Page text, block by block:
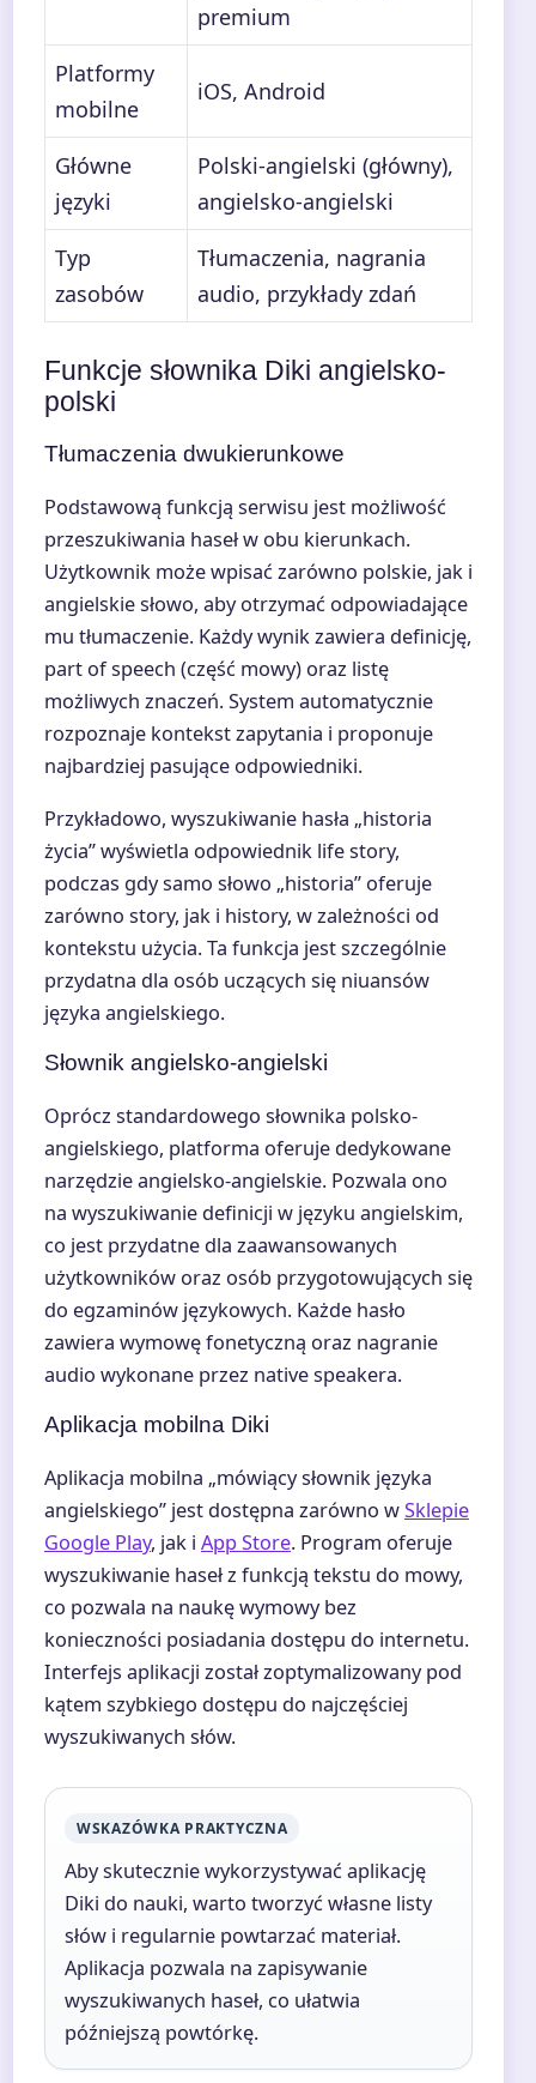
premium
Platformy
mobilne
iOS, Android
Główne
języki
Polski-angielski (główny),
angielsko-angielski
Typ
zasobów
Tłumaczenia, nagrania
audio, przykłady zdań
Funkcje słownika Diki angielsko-
polski
Tłumaczenia dwukierunkowe
Podstawową funkcją serwisu jest możliwość
przeszukiwania haseł w obu kierunkach.
Użytkownik może wpisać zarówno polskie, jak i
angielskie słowo, aby otrzymać odpowiadające
mu tłumaczenie. Każdy wynik zawiera definicję,
part of speech (część mowy) oraz listę
możliwych znaczeń. System automatycznie
rozpoznaje kontekst zapytania i proponuje
najbardziej pasujące odpowiedniki.
Przykładowo, wyszukiwanie hasła „historia
życia” wyświetla odpowiednik life story,
podczas gdy samo słowo „historia” oferuje
zarówno story, jak i history, w zależności od
kontekstu użycia. Ta funkcja jest szczególnie
przydatna dla osób uczących się niuansów
języka angielskiego.
Słownik angielsko-angielski
Oprócz standardowego słownika polsko-
angielskiego, platforma oferuje dedykowane
narzędzie angielsko-angielskie. Pozwala ono
na wyszukiwanie definicji w języku angielskim,
co jest przydatne dla zaawansowanych
użytkowników oraz osób przygotowujących się
do egzaminów językowych. Każde hasło
zawiera wymowę fonetyczną oraz nagranie
audio wykonane przez native speakera.
Aplikacja mobilna Diki
Aplikacja mobilna „mówiący słownik języka
angielskiego” jest dostępna zarówno wSklepie
Google Play, jak i App Store. Program oferuje
wyszukiwanie haseł z funkcją tekstu do mowy,
co pozwala na naukę wymowy bez
konieczności posiadania dostępu do internetu.
Interfejs aplikacji został zoptymalizowany pod
kątem szybkiego dostępu do najczęściej
wyszukiwanych słów.
WSKAZÓWKA PRAKTYCZNA
Aby skutecznie wykorzystywać aplikację
Diki do nauki, warto tworzyć własne listy
słów i regularnie powtarzać materiał.
Aplikacja pozwala na zapisywanie
wyszukiwanych haseł, co ułatwia
późniejszą powtórkę.